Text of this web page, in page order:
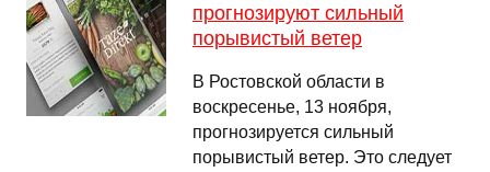
прогнозируют сильный
порывистый ветер
В Ростовской области в
воскресенье, 13 ноября,
прогнозируется сильный
порывистый ветер. Это следует